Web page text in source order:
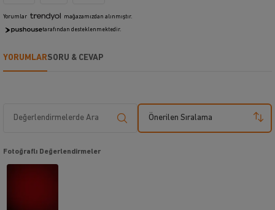
Yorumlar mağazamızdan alınmıştır.
tarafından desteklenmektedir.
YORUMLARSORU & CEVAP
Önerilen Sıralama
Fotoğraflı Değerlendirmeler